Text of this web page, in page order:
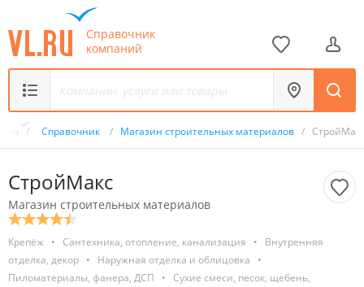
Справочник
компаний
/ Справочник / Магазин строительных материалов /
СтройМакс
Магазин строительных материалов
Крепёж • Сантехника, отопление, канализация •
Внутренняя
отделка, декор • Наружная отделка и облицовка
•
Пиломатериалы, фанера, ДСП
•
Сухие смеси, песок, щебень,